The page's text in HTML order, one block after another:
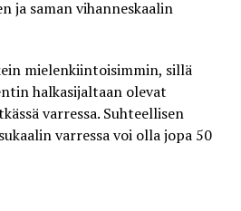
ja saman vihanneskaalin
mielenkiintoisimmin, sillä
halkasijaltaan olevat
varressa. Suhteellisen
varressa voi olla jopa 50